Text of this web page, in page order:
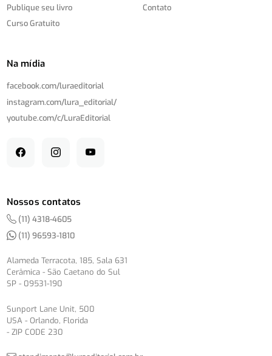
Publique seu livro
Curso Gratuito
Contato
Na mídia
facebook.com/luraeditorial
instagram.com/lura_editorial/
youtube.com/c/LuraEditorial
Nossos contatos
(11) 4318-4605
(11) 96593-1810
Alameda Terracota, 185, Sala 631
Cerâmica - São Caetano do Sul
SP - 09531-190
Sunport Lane Unit, 500
USA - Orlando, Florida
- ZIP CODE 230